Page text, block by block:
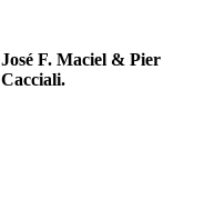
José F. Maciel & Pier
Cacciali.